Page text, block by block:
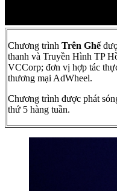
Chương trình Trên Ghế
thanh và Truyền Hình TP
VCCorp; đơn vị hợp tác
thương mại AdWheel.
Chương trình được phát
thứ 5 hàng tuần.